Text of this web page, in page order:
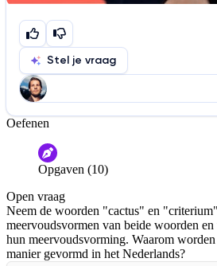
Stel je vraag
Help ons de video te verbeteren
De audio is slecht
Informatie is onjuist
De docent is te langdradig
De uitleg gaat te langzaam
Afspelen werkte niet
Iets
Oefenen
Opgaven (10)
Open vraag
Neem de woorden "cactus" en
meervoudsvormen van beide woorden
hun meervoudsvorming. Waarom
manier gevormd in het Nederlands?